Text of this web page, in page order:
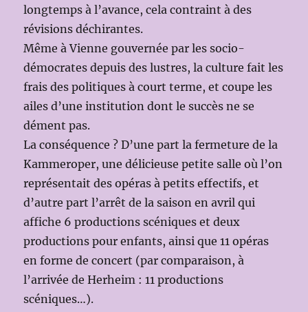
longtemps à l’avance, cela contraint à des
révisions déchirantes.
Même à Vienne gouvernée par les socio-
démocrates depuis des lustres, la culture fait les
frais des politiques à court terme, et coupe les
ailes d’une institution dont le succès ne se
dément pas.
La conséquence ? D’une part la fermeture de la
Kammeroper, une délicieuse petite salle où l’on
représentait des opéras à petits effectifs, et
d’autre part l’arrêt de la saison en avril qui
affiche 6 productions scéniques et deux
productions pour enfants, ainsi que 11 opéras
en forme de concert (par comparaison, à
l’arrivée de Herheim : 11 productions
scéniques…).